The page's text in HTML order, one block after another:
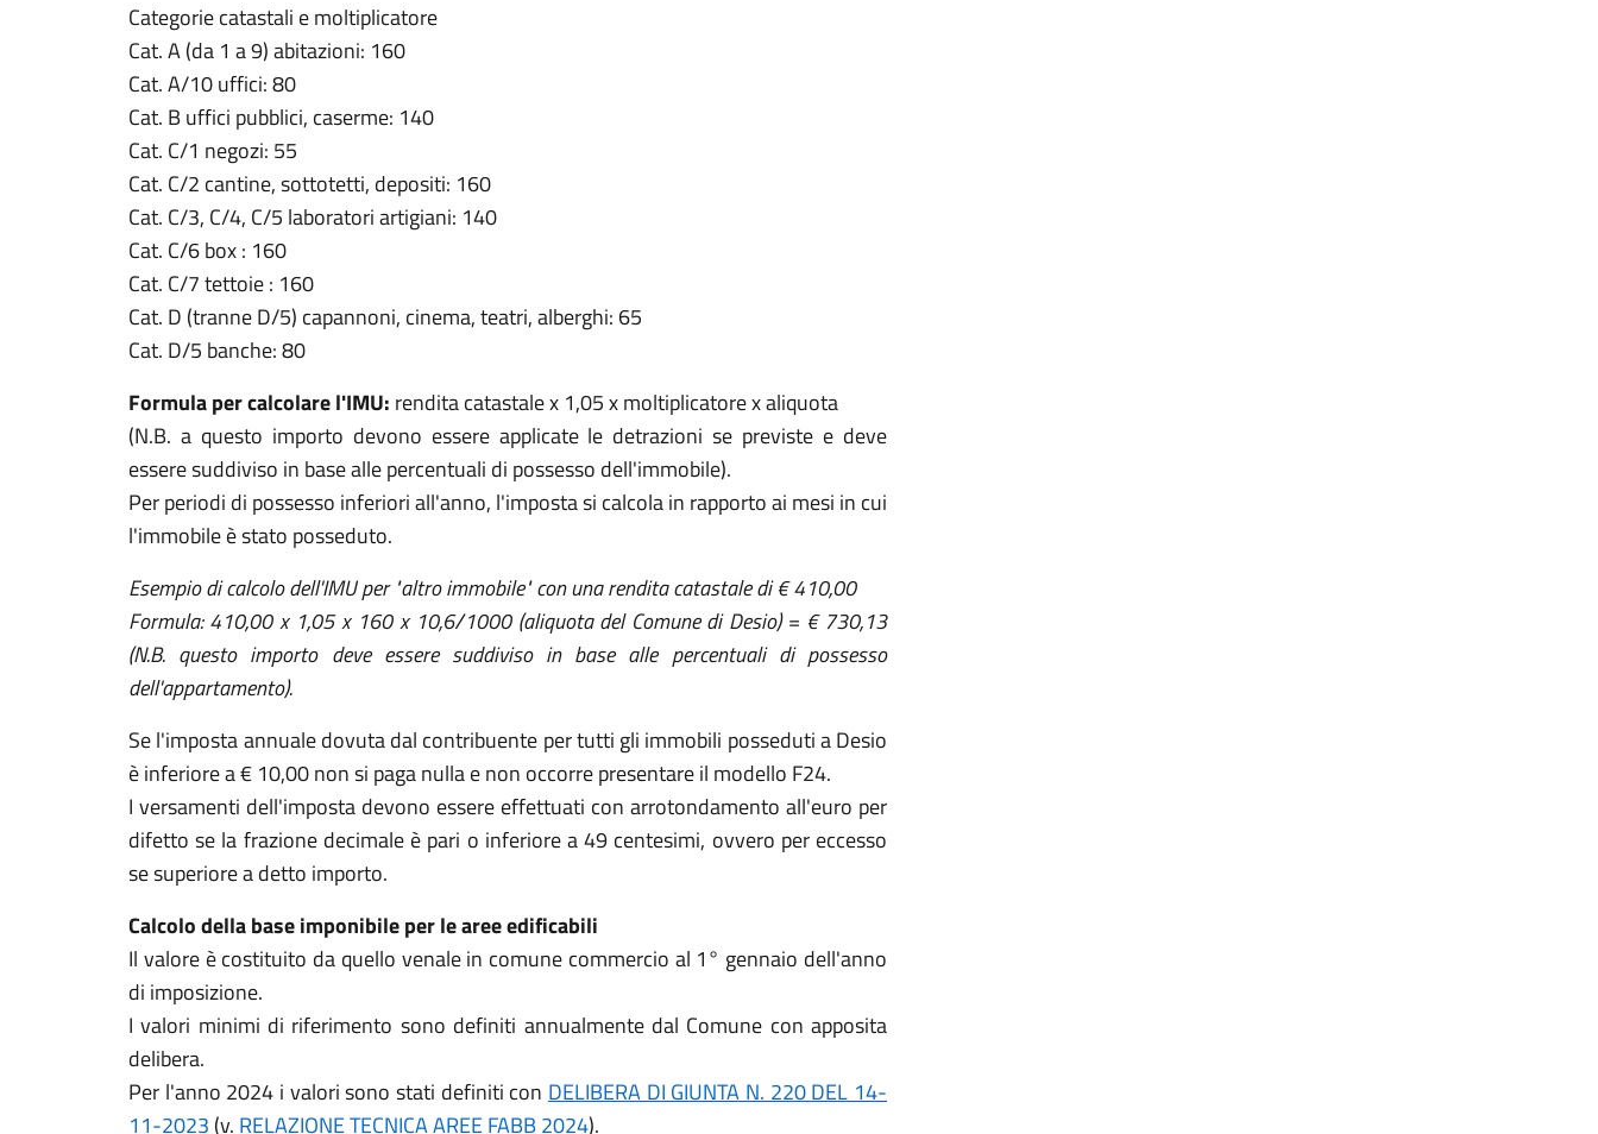
Categorie catastali e moltiplicatore
Cat. A (da 1 a 9) abitazioni: 160
Cat. A/10 uffici: 80
Cat. B uffici pubblici, caserme: 140
Cat. C/1 negozi: 55
Cat. C/2 cantine, sottotetti, depositi: 160
Cat. C/3, C/4, C/5 laboratori artigiani: 140
Cat. C/6 box : 160
Cat. C/7 tettoie : 160
Cat. D (tranne D/5) capannoni, cinema, teatri, alberghi: 65
Cat. D/5 banche: 80
Formula per calcolare l'IMU: rendita catastale x 1,05 x moltiplicatore x aliquota
(N.B. a questo importo devono essere applicate le detrazioni se previste e deve
essere suddiviso in base alle percentuali di possesso dell'immobile).
Per periodi di possesso inferiori all'anno, l'imposta si calcola in rapporto ai mesi in cui
l'immobile è stato posseduto.
Esempio di calcolo dell'IMU per "altro immobile" con una rendita catastale di € 410,00
Formula: 410,00 x 1,05 x 160 x 10,6/1000 (aliquota del Comune di Desio) = € 730,13
(N.B. questo importo deve essere suddiviso in base alle percentuali di possesso
dell'appartamento).
Se l'imposta annuale dovuta dal contribuente per tutti gli immobili posseduti a Desio
è inferiore a € 10,00 non si paga nulla e non occorre presentare il modello F24.
I versamenti dell'imposta devono essere effettuati con arrotondamento all'euro per
difetto se la frazione decimale è pari o inferiore a 49 centesimi, ovvero per eccesso
se superiore a detto importo.
Calcolo della base imponibile per le aree edificabili
Il valore è costituito da quello venale in comune commercio al 1° gennaio dell'anno
di imposizione.
I valori minimi di riferimento sono definiti annualmente dal Comune con apposita
delibera.
Per l'anno 2024 i valori sono stati definiti con DELIBERA DI GIUNTA N. 220 DEL 14-
11-2023 (v. RELAZIONE TECNICA AREE FABB 2024).